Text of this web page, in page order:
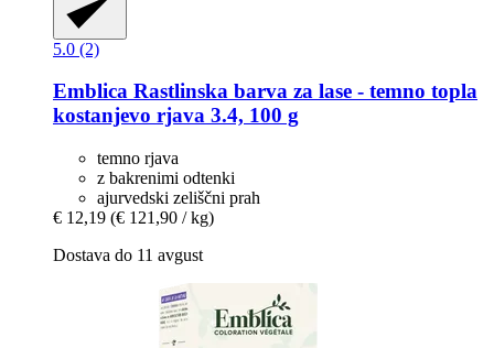
5.0 (2)
Emblica Rastlinska barva za lase -​ temno topla
kostanjevo rjava 3.4, 100 g
temno rjava
z bakrenimi odtenki
ajurvedski zeliščni prah
€ 12,19 (€ 121,90 / kg)
Dostava do 11 avgust